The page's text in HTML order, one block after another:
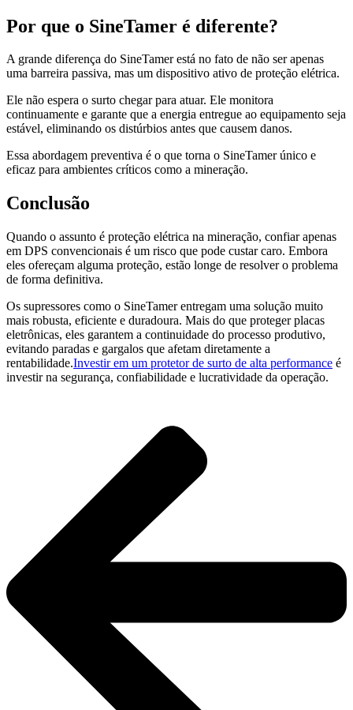
Por que o SineTamer é diferente?
A grande diferença do SineTamer está no fato de não ser apenas
uma barreira passiva, mas um dispositivo ativo de proteção elétrica.
Ele não espera o surto chegar para atuar. Ele monitora
continuamente e garante que a energia entregue ao equipamento seja
estável, eliminando os distúrbios antes que causem danos.
Essa abordagem preventiva é o que torna o SineTamer único e
eficaz para ambientes críticos como a mineração.
Conclusão
Quando o assunto é proteção elétrica na mineração, confiar apenas
em DPS convencionais é um risco que pode custar caro. Embora
eles ofereçam alguma proteção, estão longe de resolver o problema
de forma definitiva.
Os supressores como o SineTamer entregam uma solução muito
mais robusta, eficiente e duradoura. Mais do que proteger placas
eletrônicas, eles garantem a continuidade do processo produtivo,
evitando paradas e gargalos que afetam diretamente a
rentabilidade.Investir em um protetor de surto de alta performance é
investir na segurança, confiabilidade e lucratividade da operação.